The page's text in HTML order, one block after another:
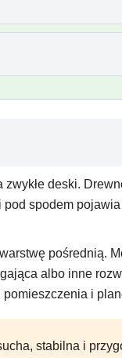
deski.
spodem
pośrednią.
albo inne
i
stabilna i